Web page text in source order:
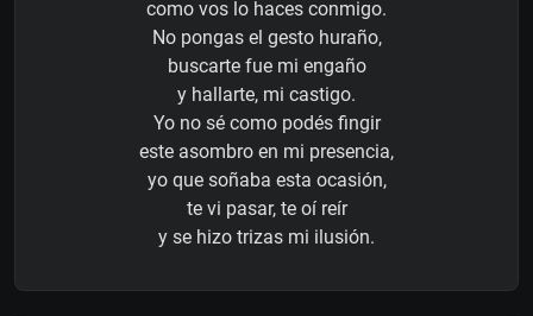
como vos lo haces conmigo.
No pongas el gesto huraño,
buscarte fue mi engaño
y hallarte, mi castigo.
Yo no sé como podés fingir
este asombro en mi presencia,
yo que soñaba esta ocasión,
te vi pasar, te oí reír
y se hizo trizas mi ilusión.